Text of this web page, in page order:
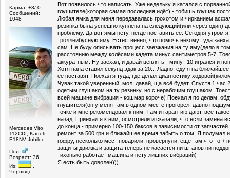
Карма: +3/-0
Сообщений:
1048
Mercedes Vito
112CDI, Kadett
E18NV Jubilee
Пол:
Возраст: 36
Из:
Чернівці
Вот появилось что написать. Уже недельку я катался с
глушителе(которая самая последняя идёт) - тобишь глушак
Любая ямка для меня передавалась грохотом и чирканием
резинка была успешно куплена на следующий(или через один)
проблему. Да вот ямы нету, негде поставить её. Сегодня утром
троллейбусную яму. Естественно, что помочь некому туда
сам. Не буду описывать процесс заезжания на ту яму(дело в
расстоянию между колёсами кадета минус сантиметров 5-7.
аккуратным. Ну заехал, и давай цеплять - минут 10 игрался и
Хотя папа ставил секунд эдак за 20... Ладно, еду я на
её поставят. Поехал я туда, где делал диагностику
Чувак такой уверенный, мол, давай, ща всё будет. Спустя 1
одетым глушаком на ту резинку, но с нерабочим глушаком.
всей машине вибрация - кошмар короче) Поехал я по делам,
глушителя(он у меня там в одном месте прогорел, давно
точке и мне рекомендовал к ним. Там и гарантию дают, всё
назад. Приехал я к ним, осмотрели и сказали, что если замена
до конца - примерно 100-150 баксов в зависимости от
ремонт за 500 грн и ближайшее время забыть о том. Я подумал
гофру, несколько мест поварили, провернули, ещё там что-то +
защиты движка и защита теперь не касается ни штанов ни
тихонько работает машина и нету лишних вибраций)
Я есть быть доволен)))